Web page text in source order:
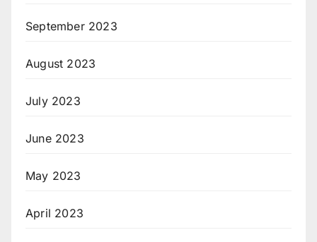
September 2023
August 2023
July 2023
June 2023
May 2023
April 2023